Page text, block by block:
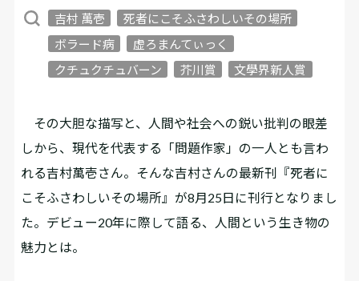
吉村 萬壱
死者にこそふさわしいその場所
ボラード病
虚ろまんてぃっく
クチュクチュバーン
芥川賞 文學界新人賞
その大胆な描写と、人間や社会への鋭い批判の眼差
しから、現代を代表する「問題作家」の一人とも言わ
れる吉村萬壱さん。そんな吉村さんの最新刊『死者に
こそふさわしいその場所』が8月25日に刊行となりまし
た。デビュー20年に際して語る、人間という生き物の
魅力とは――。